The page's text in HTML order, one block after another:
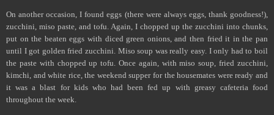
On another occasion, I found eggs (there were always eggs, thank goodness!),
zucchini, miso paste, and tofu. Again, I chopped up the zucchini into chunks,
put on the beaten eggs with diced green onions, and then fried it in the pan
until I got golden fried zucchini. Miso soup was really easy. I only had to boil
the paste with chopped up tofu. Once again, with miso soup, fried zucchini,
kimchi, and white rice, the weekend supper for the housemates were ready and
it was a blast for kids who had been fed up with greasy cafeteria food
throughout the week.